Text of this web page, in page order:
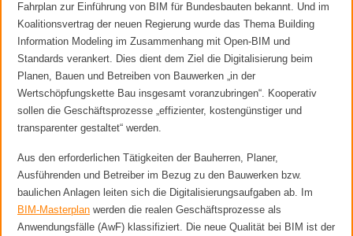
Fahrplan zur Einführung von BIM für Bundesbauten bekannt. Und im
Koalitionsvertrag der neuen Regierung wurde das Thema Building
Information Modeling im Zusammenhang mit Open-BIM und
Standards verankert. Dies dient dem Ziel die Digitalisierung beim
Planen, Bauen und Betreiben von Bauwerken „in der
Wertschöpfungskette Bau insgesamt voranzubringen“. Kooperativ
sollen die Geschäftsprozesse „effizienter, kostengünstiger und
transparenter gestaltet“ werden.
Aus den erforderlichen Tätigkeiten der Bauherren, Planer,
Ausführenden und Betreiber im Bezug zu den Bauwerken bzw.
baulichen Anlagen leiten sich die Digitalisierungsaufgaben ab. Im
BIM-Masterplan werden die realen Geschäftsprozesse als
Anwendungsfälle (AwF) klassifiziert. Die neue Qualität bei BIM ist der